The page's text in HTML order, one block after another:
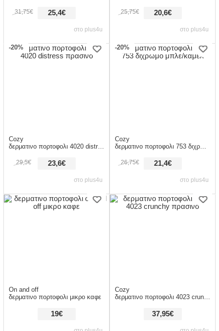
στο plus4u
25,4€
31,75€
στο plus4u
20,6€
25,75€
-20%
στο plus4u
Cozy
δερματινο πορτοφολι 4020 distress πρασινο
23,6€
29,5€
-20%
στο plus4u
Cozy
δερματινο πορτοφολι 753 διχρωμο μπλε/καμελ
21,4€
26,75€
On and off
δερματινο πορτοφολι μικρο καφε
19€
Cozy
δερματινο πορτοφολι 4023 crunchy πρασινο
37,95€